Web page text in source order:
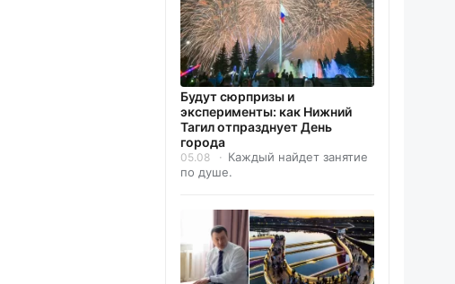
Будут сюрпризы и
эксперименты: как Нижний
Тагил отпразднует День
города
05.08
Каждый найдет занятие
по душе.